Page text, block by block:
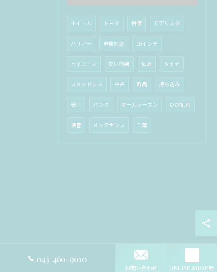
ホイール トヨタ 特価 モデリスタ
ハリアー 車検対応 15インチ
ハイエース 安い時期 佐倉 タイヤ
スタッドレス 中古 新品 持ち込み
安い パンク オールシーズン ひび割れ
保管 メンテナンス 千葉
043-460-9010
お問い合わせ ONLINE SHOP